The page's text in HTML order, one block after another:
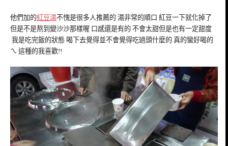
他們加的紅豆湯不愧是很多人推薦的 湯非常的順口 紅豆一下就化掉了
但是不是熬到變沙沙那樣喔 口感還是有的 不會太甜但是也有一定甜度
我是吃完飯的狀態 喝下去覺得並不會覺得吃過頭什麼的 真的蠻好喝的
ㄟ 這種的我喜歡!!